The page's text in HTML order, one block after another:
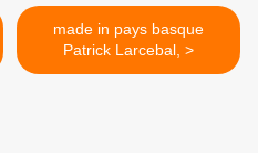
made in pays basque
Patrick Larcebal, >